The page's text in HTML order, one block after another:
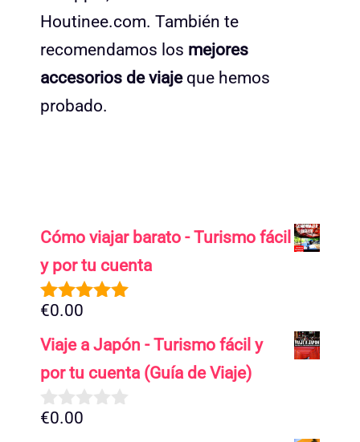
Houtinee.com. También te
recomendamos los mejores
accesorios de viajeque hemos
probado.
Cómo viajar barato - Turismo fácil
y por tu cuenta
5.00de 5
€0.00
Viaje a Japón - Turismo fácil y
por tu cuenta (Guía de Viaje)
0
€0.00